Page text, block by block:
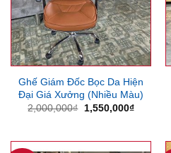
Ghế Giám Đốc Bọc Da Hiện
Đại Giá Xưởng (Nhiều Màu)
2,000,000₫
Giá
1,550,000₫Giá